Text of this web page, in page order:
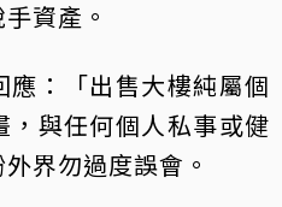
資產。
：「出售大樓純屬個
與任何個人私事或健
界勿過度誤會。